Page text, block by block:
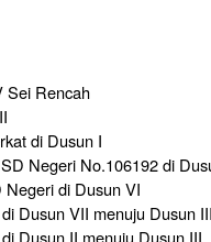
Sei Rencah
di Dusun I
Negeri No.106192 di
di Dusun VI
Dusun VII menuju Dusun
Dusun II menuju Dusun III